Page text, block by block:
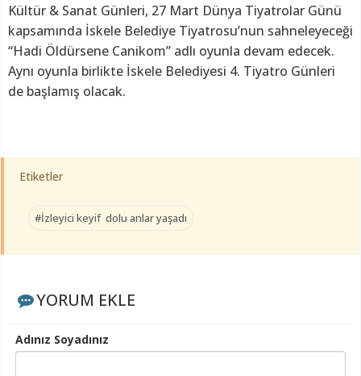
Kültür & Sanat Günleri, 27 Mart Dünya Tiyatrolar Günü
kapsamında İskele Belediye Tiyatrosu’nun sahneleyeceği
“Hadi Öldürsene Canikom” adlı oyunla devam edecek.
Aynı oyunla birlikte İskele Belediyesi 4. Tiyatro Günleri
de başlamış olacak.
Etiketler
#İzleyici keyif dolu anlar yaşadı
YORUM EKLE
Adınız Soyadınız